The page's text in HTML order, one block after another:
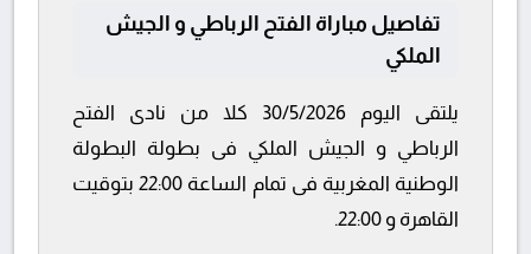
تفاصيل مباراة الفتح الرباطي و الجيش
الملكي
يلتقى اليوم 30/5/2026 كلا من نادى الفتح
الرباطي و الجيش الملكي فى بطولة البطولة
الوطنية المغربية فى تمام الساعة 22:00 بتوقيت
القاهرة و 22:00.